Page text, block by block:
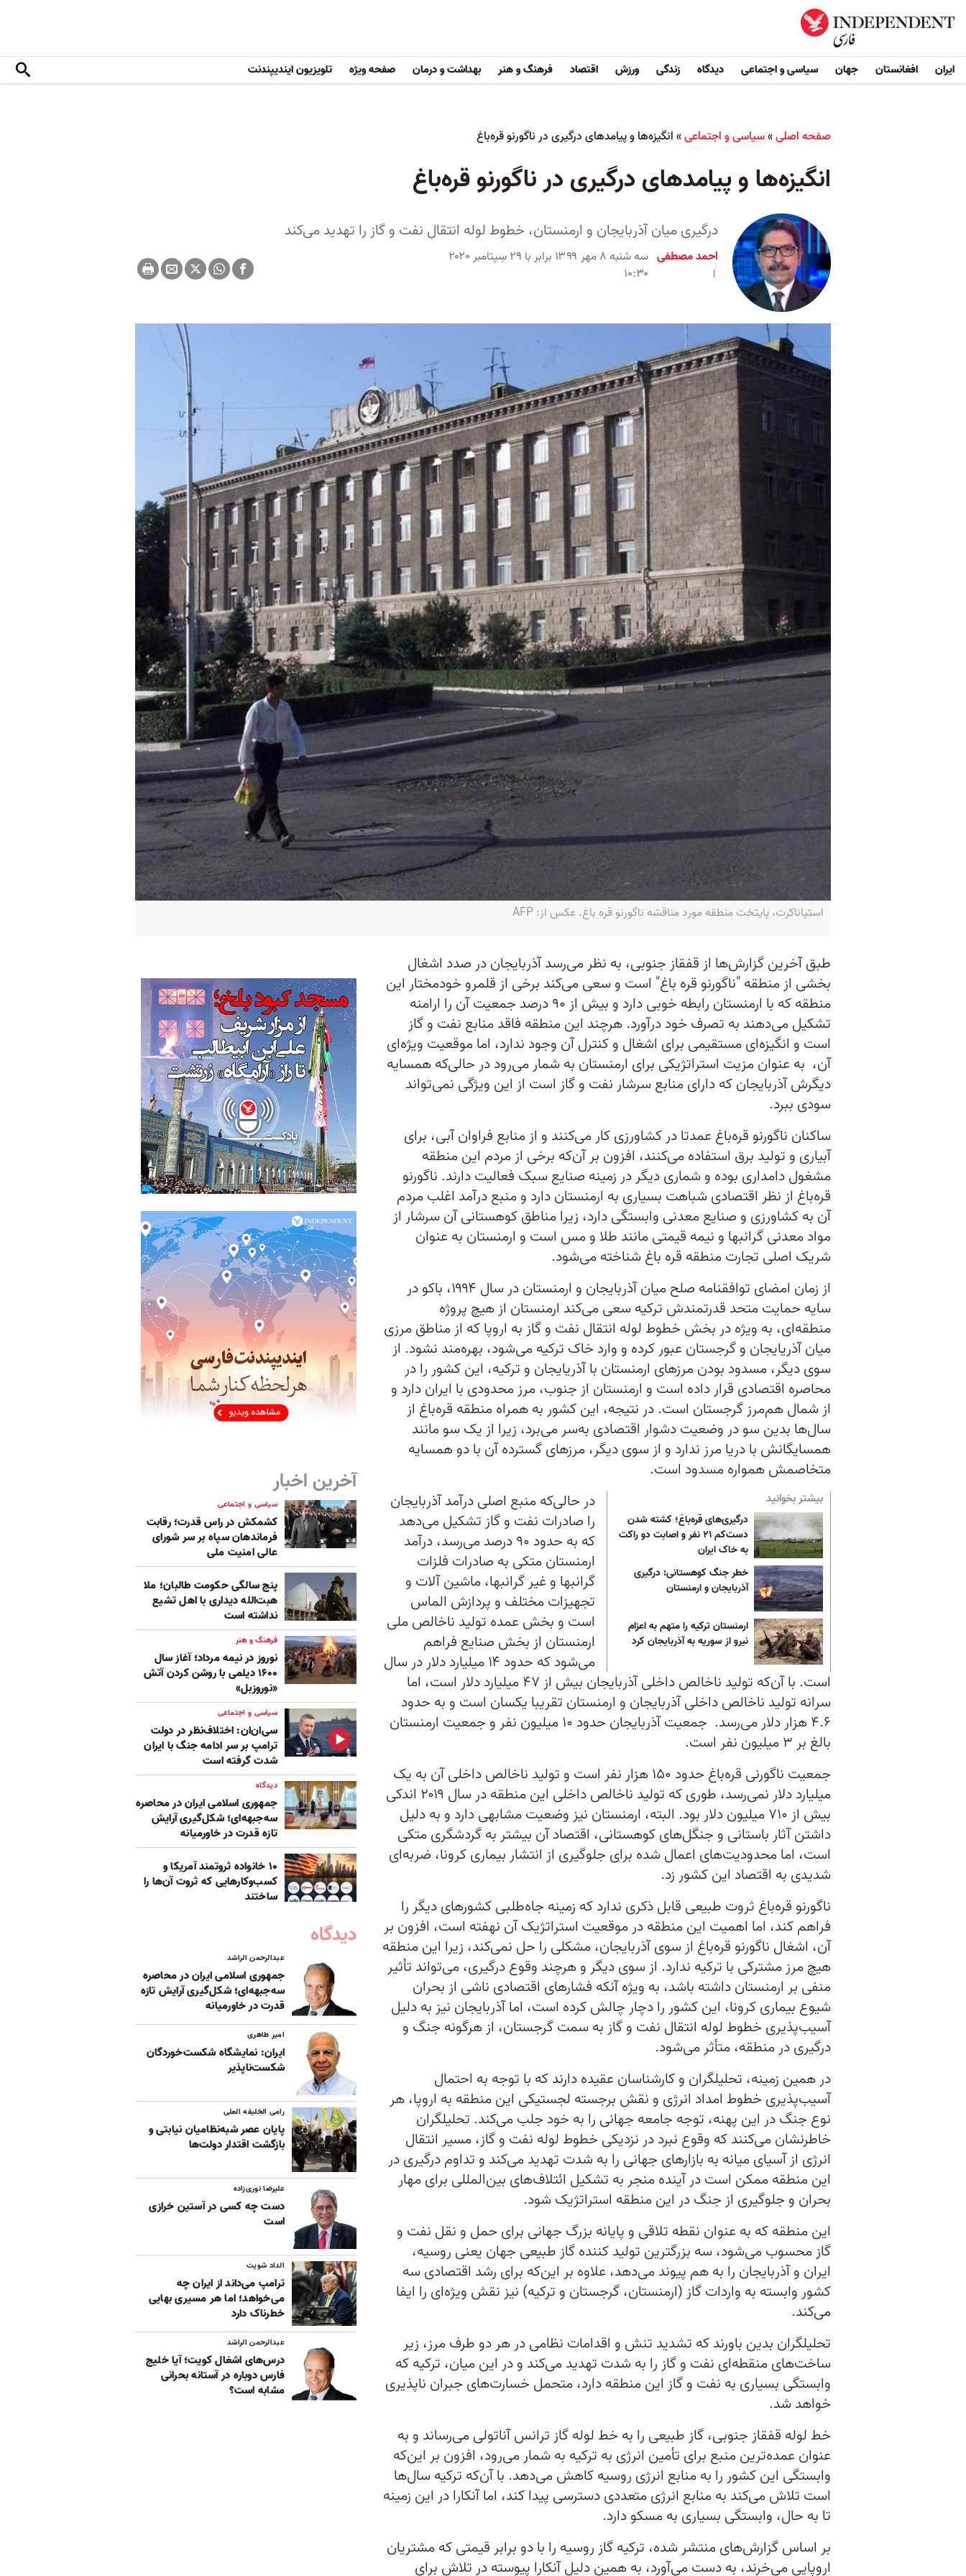
ایران افغانستان جهان سیاسی و اجتماعی دیدگاه زندگی ورزش اقتصاد فرهنگ و هنر بهداشت و درمان صفحه ویژه تلویزیون ایندیپندنت
صفحه اصلی»سیاسی و اجتماعی»انگیزه‌ها و پیامدهای درگیری در ناگورنو قره‌باغ
انگیزه‌ها و پیامدهای درگیری در ناگورنو قره‌باغ
درگیری میان آذربایجان و ارمنستان، خطوط لوله انتقال نفت و گاز را تهدید می‌کند
احمد مصطفی
سه شنبه ۸ مهر ۱۳۹۹ برابر با ۲۹ سِپتامبر ۲۰۲۰
۱۰:۳۰
استپاناكرت، پایتخت منطقه مورد مناقشه ناگورنو قره باغ. عكس از: AFP
طبق آخرین گزارش‌ها از قفقاز جنوبی، به نظر می‌رسد آذربایجان در صدد اشغال
بخشی از منطقه "ناگورنو قره باغ" است و سعی می‌کند برخی از قلمرو خودمختار این
منطقه که با ارمنستان رابطه خوبی دارد و بیش از ۹۰ درصد جمعیت آن را ارامنه
تشکیل می‌دهند به تصرف خود درآورد. هرچند این منطقه فاقد منابع نفت و گاز
است و انگیزه‌ای مستقیمی برای اشغال و کنترل آن وجود ندارد، اما موقعیت ویژه‌ای
آن، به عنوان مزیت استراتژیکی برای ارمنستان به شمار می‌رود در حالی‌که همسایه
دیگرش آذربایجان که دارای منابع سرشار نفت و گاز است از این ویژگی نمی‌تواند
سودی ببرد.
ساکنان ناگورنو قره‌باغ عمدتا در کشاورزی کار می‌کنند و از منابع فراوان آبی، برای
آبیاری و تولید برق استفاده می‌کنند، افزون بر آن‌که برخی از مردم این منطقه
مشغول دامداری بوده و شماری دیگر در زمینه صنایع سبک فعالیت دارند. ناگورنو
قره‌باغ از نظر اقتصادی شباهت بسیاری به ارمنستان دارد و منبع درآمد اغلب مردم
آن به کشاورزی و صنایع معدنی وابستگی دارد، زیرا مناطق کوهستانی آن سرشار از
مواد معدنی گرانبها و نیمه قیمتی مانند طلا و مس است و ارمنستان به عنوان
شریک اصلی تجارت منطقه قره باغ شناخته می‌شود.
از زمان امضای توافقنامه صلح میان آذربایجان و ارمنستان در سال ۱۹۹۴، باکو در
سایه حمایت متحد قدرتمندش ترکیه سعی می‌کند ارمنستان از هیچ پروژه
منطقه‌ای، به ویژه در بخش خطوط لوله انتقال نفت و گاز به اروپا که از مناطق مرزی
میان آذریایجان و گرجستان عبور کرده و وارد خاک ترکیه می‌شود، بهره‌مند نشود. از
سوی دیگر، مسدود بودن مرزهای ارمنستان با آذریایجان و ترکیه، این کشور را در
محاصره اقتصادی قرار داده است و ارمنستان از جنوب، مرز محدودی با ایران دارد و
از شمال هم‌مرز گرجستان است. در نتیجه، این کشور به همراه منطقه قره‌باغ از
سال‌ها بدین سو در وضعیت دشوار اقتصادی به‌سر می‌برد، زیرا از یک سو مانند
همسایگانش با دریا مرز ندارد و از سوی دیگر، مرزهای گسترده آن با دو همسایه
متخاصمش همواره مسدود است.
بیشتر بخوانید
درگیری‌های قره‌باغ؛ کشته شدن
دست‌کم ۲۱ نفر و اصابت دو راکت
به خاک ایران
خطر جنگ کوهستانی: درگیری
آذربایجان و ارمنستان
ارمنستان ترکیه را متهم به اعزام
نیرو از سوریه به آذربایجان کرد
در حالی‌که منبع اصلی درآمد آذربایجان
را صادرات نفت و گاز تشکیل می‌دهد
که به حدود ۹۰ درصد می‌رسد، درآمد
ارمنستان متکی به صادرات فلزات
گرانبها و غیر گرانبها، ماشین آلات و
تجهیزات مختلف و پردازش الماس
است و بخش عمده تولید ناخالص ملی
ارمنستان از بخش صنایع فراهم
می‌شود که حدود ۱۴ میلیارد دلار در سال
است. با آن‌که تولید ناخالص داخلی آذربایجان بیش از ۴۷ میلیارد دلار است، اما
سرانه تولید ناخالص داخلی آذربایجان و ارمنستان تقریبا یکسان است و به حدود
۴.۶ هزار دلار می‌‌رسد. جمعیت آذربایجان حدود ۱۰ میلیون نفر و جمعیت ارمنستان
بالغ بر ۳ میلیون نفر است.
جمعیت ناگورنی قره‌باغ حدود ۱۵۰ هزار نفر است و تولید ناخالص داخلی آن به یک
میلیارد دلار نمی‌رسد، طوری که تولید ناخالص داخلی این منطقه در سال ۲۰۱۹ اندکی
بیش از ۷۱۰ میلیون دلار بود. البته، ارمنستان نیز وضعیت مشابهی دارد و به دلیل
داشتن آثار باستانی و جنگل‌های کوهستانی، اقتصاد آن بیشتر به گردشگری متکی
است، اما محدودیت‌های اعمال شده برای جلوگیری از انتشار بیماری کرونا، ضربه‌ای
شدیدی به اقتصاد این کشور زد.
ناگورنو قره‌باغ ثروت طبیعی قابل ذکری ندارد که زمینه جاه‌طلبی کشورهای دیگر را
فراهم کند، اما اهمیت این منطقه در موقعیت استراتژیک آن نهفته است، افزون بر
آن، اشغال ناگورنو قره‌باغ از سوی آذربایجان، مشکلی را حل نمی‌کند، زیرا این منطقه
هیچ مرز مشترکی با ترکیه ندارد. از سوی دیگر و هرچند وقوع درگیری، می‌تواند تأثیر
منفی بر ارمنستان داشته باشد، به ویژه آنکه فشارهای اقتصادی ناشی از بحران
شیوع بیماری کرونا، این کشور را دچار چالش کرده است، اما آذربایجان نیز به دلیل
آسیب‌پذیری خطوط لوله انتقال نفت و گاز به سمت گرجستان، از هرگونه جنگ و
درگیری در منطقه، متأثر می‌شود.
در همین زمینه، تحلیلگران و کارشناسان عقیده دارند که با توجه به احتمال
آسیب‌پذیری خطوط امداد انرژی و نقش برجسته لجستیکی این منطقه به اروپا، هر
نوع جنگ در این پهنه، توجه جامعه جهانی را به خود جلب می‌کند. تحلیلگران
خاطرنشان می‌کنند که وقوع نبرد در نزدیکی خطوط لوله نفت و گاز، مسیر انتقال
انرژی از آسیای میانه به بازارهای جهانی را به شدت تهدید می‌کند و تداوم درگیری در
این منطقه ممکن است در آینده منجر به تشکیل ائتلاف‌های بین‌المللی برای مهار
بحران و جلوگیری از جنگ در این منطقه استراتژیک شود.
این منطقه که به عنوان نقطه تلاقی و پایانه بزرگ جهانی برای حمل و نقل نفت و
گاز محسوب می‌شود، سه بزرگترین تولید کننده گاز طبیعی جهان یعنی روسیه،
ایران و آذربایجان را به هم پیوند می‌دهد، علاوه بر این‌که برای رشد اقتصادی سه
کشور وابسته به واردات گاز (ارمنستان، گرجستان و ترکیه) نیز نقش ویژه‌ای را ایفا
می‌کند.
تحلیلگران بدین باورند که تشدید تنش و اقدامات نظامی در هر دو طرف مرز، زیر
ساخت‌های منقطه‌ای نفت و گاز را به شدت تهدید می‌کند و در این میان، ترکیه که
وابستگی بسیاری به نفت و گاز این منطقه دارد، متحمل خسارت‌های جبران ناپذیری
خواهد شد.
خط لوله قفقاز جنوبی، گاز طبیعی را به خط لوله گاز ترانس آناتولی می‌رساند و به
عنوان عمده‌ترین منبع برای تأمین انرژی به ترکیه به شمار می‌رود، افزون بر این‌که
وابستگی این کشور را به منابع انرژی روسیه کاهش می‌دهد. با آن‌که ترکیه سال‌ها
است تلاش می‌کند به منابع انرژی متعددی دسترسی پیدا کند، اما آنکارا در این زمینه
تا به حال، وابستگی بسیاری به مسکو دارد.
بر اساس گزارش‌های منتشر شده، ترکیه گاز روسیه را با دو برابر قیمتی که مشتریان
اروپایی می‌خرند، به دست می‌آورد، به همین دلیل آنکارا پیوسته در تلاش برای
آخرین اخبار
سیاسی و اجتماعی
کشمکش در راس قدرت؛ رقابت
فرماندهان سپاه بر سر شورای
عالی امنیت ملی
پنج‌ سالگی حکومت طالبان؛ ملا
هبت‌الله دیداری با اهل تشیع
نداشته است
فرهنگ و هنر
نوروز در نیمه مرداد؛ آغاز سال
۱۶۰۰ دیلمی با روشن کردن آتش
«نوروزبل»
سیاسی و اجتماعی
سی‌ان‌ان: اختلاف‌نظر در دولت
ترامپ بر سر ادامه جنگ با ایران
شدت گرفته است
دیدگاه
جمهوری اسلامی ایران در محاصره
سه‌جبهه‌ای؛ شکل‌گیری آرایش
تازه قدرت در خاورمیانه
۱۰ خانواده ثروتمند آمریکا و
کسب‌وکارهایی که ثروت آن‌ها را
ساختند
دیدگاه
عبدالرحمن الراشد
جمهوری اسلامی ایران در محاصره
سه‌جبهه‌ای؛ شکل‌گیری آرایش تازه
قدرت در خاورمیانه
امیر طاهری
ایران: نمایشگاه شکست‌خوردگان
شکست‌ناپذیر
رامی الخلیفه العلی
پایان عصر شبه‌نظامیان نیابتی و
بازگشت اقتدار دولت‌ها
علیرضا نوری‌زاده
دست چه کسی در آستین خرازی
است
الداد شویت
ترامپ می‌داند از ایران چه
می‌خواهد؛ اما هر مسیری بهایی
خطرناک دارد
عبدالرحمن الراشد
درس‌های اشغال کویت؛ آیا خلیج
فارس دوباره در آستانه بحرانی
مشابه است؟